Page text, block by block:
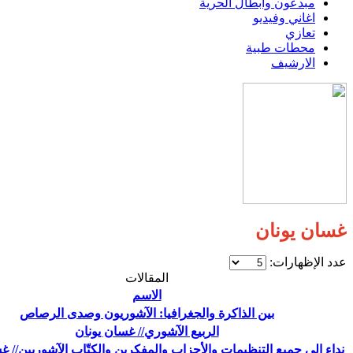
مبدعون وابطال الحرية
اغاني وفيديو
تعازي
محطات طبية
الارشيف
غسان يونان
عدد الإظهارات:
المقالات
الاسم
بين الذاكرة والجغرافيا: الآشوريون وصدى الرصاص
الربيع الآشوري// غسان يونان
نداء إلى جميع التنظيمات والأحزاب والمفكرين والكتّاب الآشوريين//